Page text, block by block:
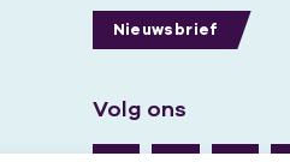
Nieuwsbrief
Volg ons